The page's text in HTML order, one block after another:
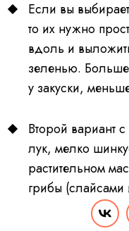
Если вы
то их нужно
вдоль и
зеленью.
у закуски,
Второй вариант
лук, мелко
растительном
грибы
Перемешиваем